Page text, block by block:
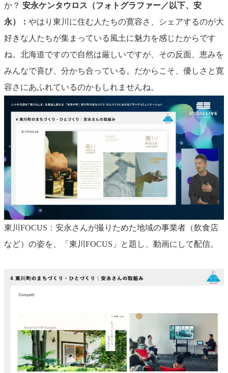
か？ 安永ケンタウロス（フォトグラファー／以下、安
永）： やはり東川に住む人たちの寛容さ、シェアするのが大
好きな人たちが集まっている風土に魅力を感じたからです
ね。北海道ですので自然は厳しいですが、その反面、恵みを
みんなで喜び、分かち合っている。だからこそ、優しさと寛
容さにあふれているのかもしれませんね。
東川FOCUS：安永さんが撮りためた地域の事業者（飲食店
など）の姿を、「東川FOCUS」と題し、動画にして配信。